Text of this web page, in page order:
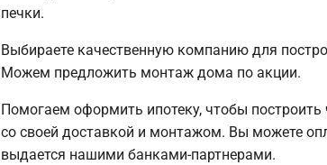
печки.
Выбираете качественную компанию для
Можем предложить монтаж дома по акции.
Помогаем оформить ипотеку, чтобы
со своей доставкой и монтажом. Вы можете
выдается нашими банками-партнерами.